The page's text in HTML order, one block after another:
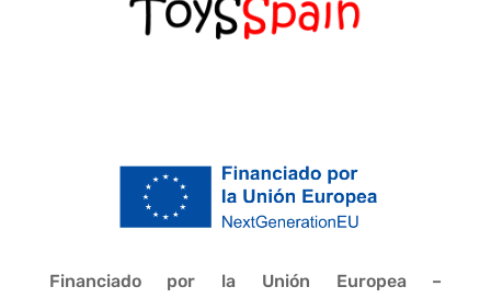
Financiado por la Unión Europea –